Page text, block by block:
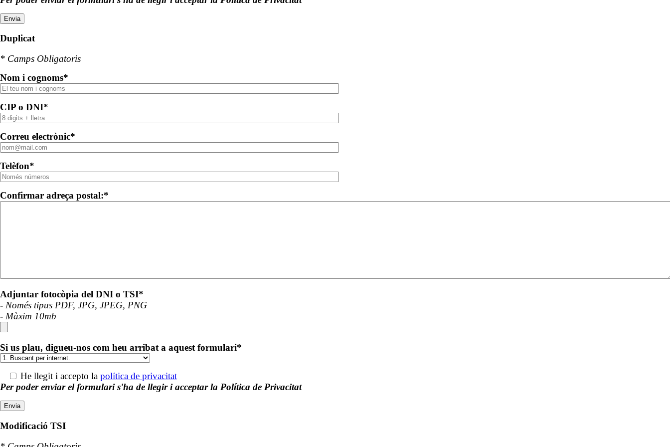
Duplicat
* Camps Obligatoris
Nom i cognoms*
CIP o DNI*
Correu electrònic*
Telèfon*
Confirmar adreça postal:*
Adjuntar fotocòpia del DNI o TSI*
- Només tipus PDF, JPG, JPEG, PNG
- Màxim 10mb
Si us plau, digueu-nos com heu arribat a aquest formulari*
He llegit i accepto la política de privacitat
Per poder enviar el formulari s'ha de llegir i acceptar la Política de Privacitat
Modificació TSI